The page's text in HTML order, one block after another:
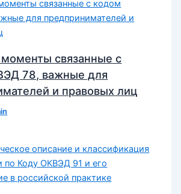
связанные с
78, важные для
и правовых лиц